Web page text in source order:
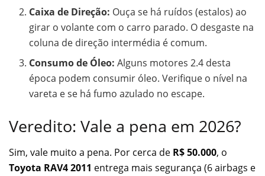
Caixa de Direção: Ouça se há ruídos (estalos) ao
girar o volante com o carro parado. O desgaste na
coluna de direção intermédia é comum.
Consumo de Óleo: Alguns motores 2.4 desta
época podem consumir óleo. Verifique o nível na
vareta e se há fumo azulado no escape.
Veredito: Vale a pena em 2026?
Sim, vale muito a pena. Por cerca de R$ 50.000, o
Toyota RAV4 2011 entrega mais segurança (6 airbags e